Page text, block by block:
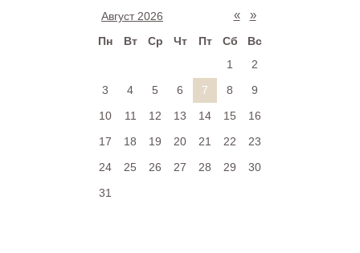
«
Август 2026 »
Пн Вт Ср Чт Пт Сб
Вс
1
2
3
4 5 6 7 8
9
10
11 12 13 14 15
16
17
18 19 20 21 22
23
24
25 26 27 28 29
30
31